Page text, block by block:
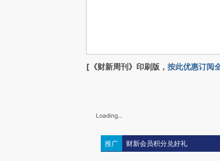
[《财新周刊》印刷版， 按此优惠订阅
Loading...
推广 财新会员积分兑好礼